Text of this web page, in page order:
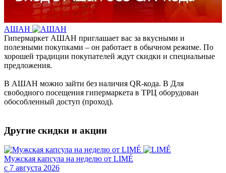
АШАН
Гипермаркет АШАН приглашает вас за вкусными и
полезными покупками – он работает в обычном режиме. По
хорошей традиции покупателей ждут скидки и специальные
предложения.
В АШАН можно зайти без наличия QR-кода. В Для
свободного посещения гипермаркета в ТРЦ оборудован
обособленный доступ (проход).
Другие скидки и акции
Мужская капсула на неделю от LIMÉ
с 7 августа 2026